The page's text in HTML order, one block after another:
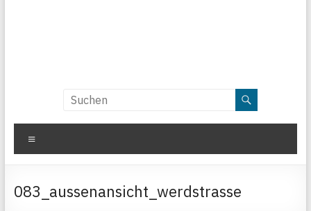
083_aussenansicht_werdstrasse